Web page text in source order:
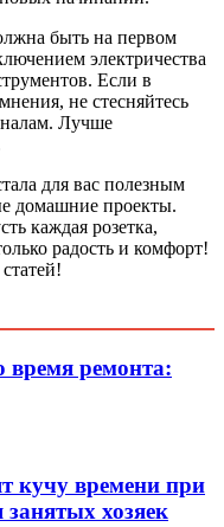
быть на первом
электричества
Если в
не стесняйтесь
Лучше
для вас полезным
домашние проекты.
каждая розетка,
радость и комфорт!
время ремонта:
кучу времени при
хозяек